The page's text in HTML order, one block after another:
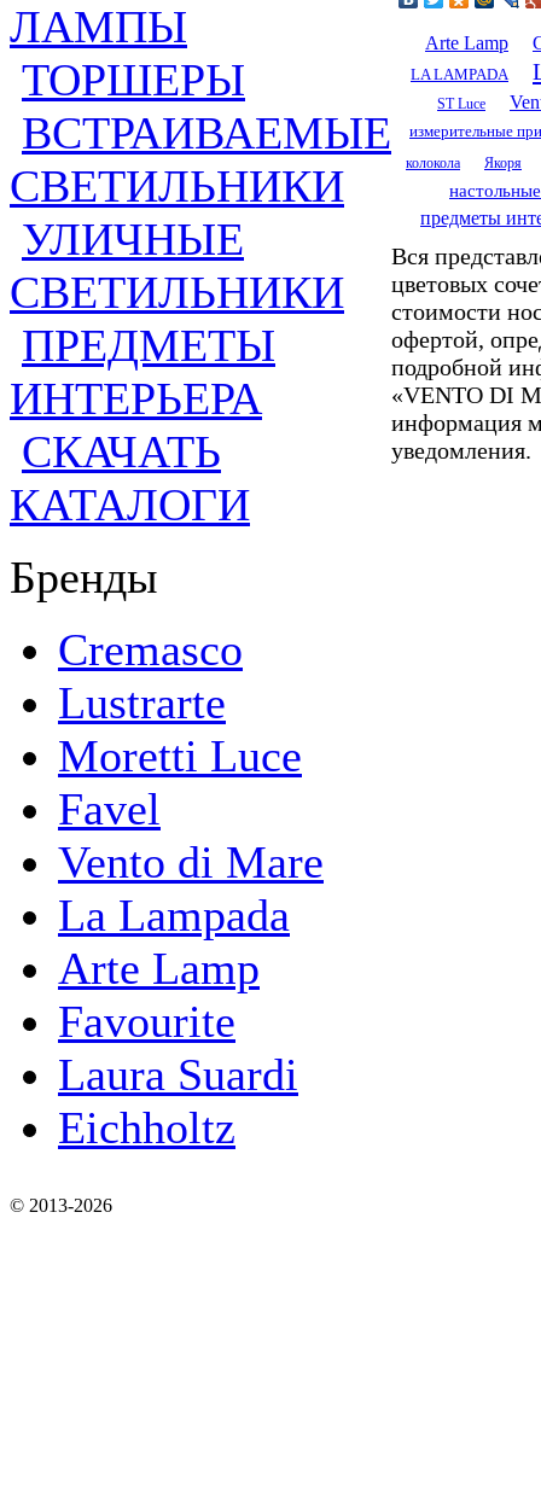
ЛАМПЫ
ТОРШЕРЫ
ВСТРАИВАЕМЫЕ
СВЕТИЛЬНИКИ
УЛИЧНЫЕ
СВЕТИЛЬНИКИ
ПРЕДМЕТЫ
ИНТЕРЬЕРА
СКАЧАТЬ
КАТАЛОГИ
Бренды
Cremasco
Lustrarte
Moretti Luce
Favel
Vento di Mare
La Lampada
Arte Lamp
Favourite
Laura Suardi
Eichholtz
Arte Lamp
LA LAMPADA
ST Luce
измерительные
колокола
Якоря
предметы
Вся
цветовых
стоимости
офертой,
подробной
«VENTO DI
информация
уведомления.
© 2013-2026